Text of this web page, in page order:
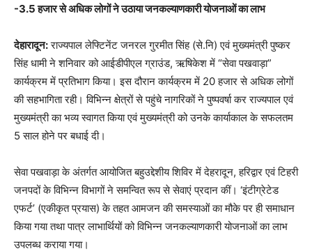
-3.5 हजार से अधिक लोगों ने उठाया जनकल्याणकारी योजनाओं का लाभ
देहारादून:राज्यपाल लेफ्टिनेंट जनरल गुरमीत सिंह (से.नि) एवं मुख्यमंत्री पुष्कर
सिंह धामी ने शनिवार को आईडीपीएल ग्राउंड, ऋषिकेश में “सेवा पखवाड़ा”
कार्यक्रम में प्रतिभाग किया। इस दौरान कार्यक्रम में 20 हजार से अधिक लोगों
की सहभागिता रही। विभिन्न क्षेत्रों से पहुंचे नागरिकों ने पुष्पवर्षा कर राज्यपाल एवं
मुख्यमंत्री का भव्य स्वागत किया एवं मुख्यमंत्री को उनके कार्याकाल के सफलतम
5 साल होने पर बधाई दी।
सेवा पखवाड़ा के अंतर्गत आयोजित बहुउद्देशीय शिविर में देहरादून, हरिद्वार एवं टिहरी
जनपदों के विभिन्न विभागों ने समन्वित रूप से सेवाएं प्रदान कीं। ‘इंटीग्रेटेड
एफर्ट’ (एकीकृत प्रयास) के तहत आमजन की समस्याओं का मौके पर ही समाधान
किया गया तथा पात्र लाभार्थियों को विभिन्न जनकल्याणकारी योजनाओं का लाभ
उपलब्ध कराया गया।